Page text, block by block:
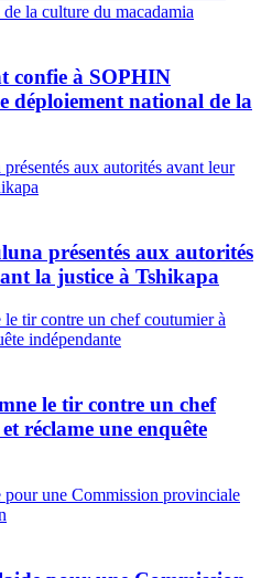
confie à SOPHIN
national de la
présentés aux autorités
la justice à Tshikapa
le tir contre un chef
réclame une enquête